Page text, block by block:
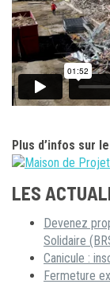
Plus d’infos sur
LES
Devenez
Solidaire
Canicule :
Fermeture